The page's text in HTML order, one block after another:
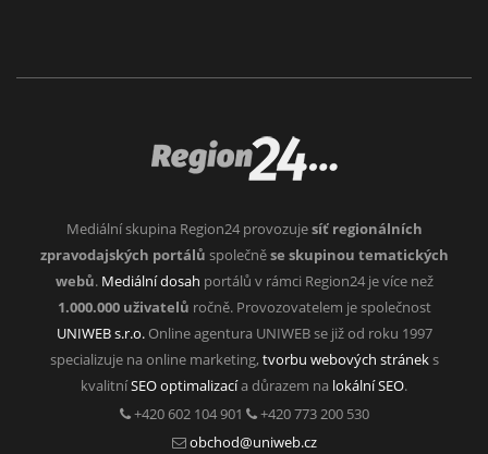
Mediální skupina Region24 provozujesíť regionálních
zpravodajských portálů společněse skupinou tematických
webů. Mediální dosah portálů v rámci Region24 je více než
1.000.000 uživatelů ročně. Provozovatelem je společnost
UNIWEB s.r.o.Online agentura UNIWEB se již od roku 1997
specializuje na online marketing, tvorbu webových stráneks
kvalitníSEO optimalizacía důrazem na lokální SEO.
+420 602 104 901
+420 773 200 530
obchod@uniweb.cz